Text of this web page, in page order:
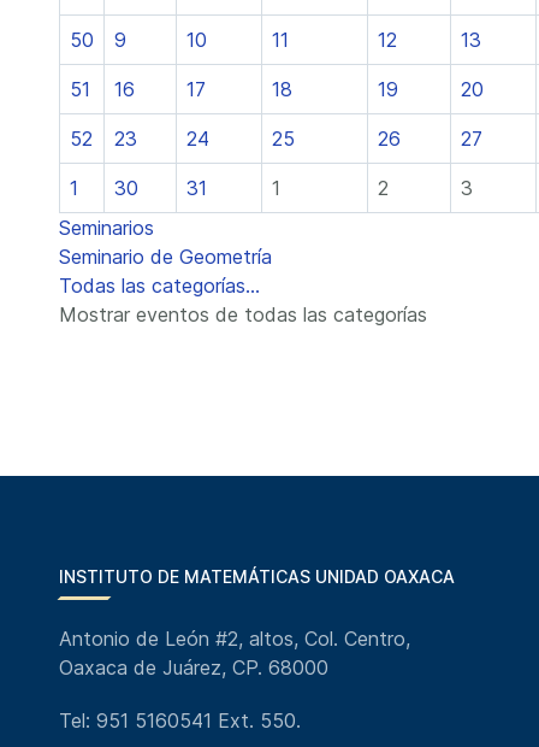
50 9 10 11 12 13
51 16 17 18 19 20
52 23 24 25 26 27
1 30 31 1 2
3
Seminarios
Seminario de Geometría
Todas las categorías...
Mostrar eventos de todas las categorías
INSTITUTO DE MATEMÁTICAS UNIDAD OAXACA
Antonio de León #2, altos, Col. Centro,
Oaxaca de Juárez, CP. 68000
Tel: 951 5160541 Ext. 550.